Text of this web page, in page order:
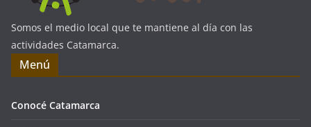
Somos el medio local que te mantiene al día con las
actividades Catamarca.
Menú
Conocé Catamarca